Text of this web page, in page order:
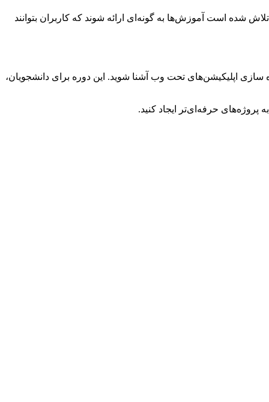
شده است آموزش‌ها به گونه‌ای ارائه شوند که کاربران بتوانند
اپلیکیشن‌های تحت وب آشنا شوید. این دوره برای دانشجویان،
پروژه‌های حرفه‌ای‌تر ایجاد کنید.